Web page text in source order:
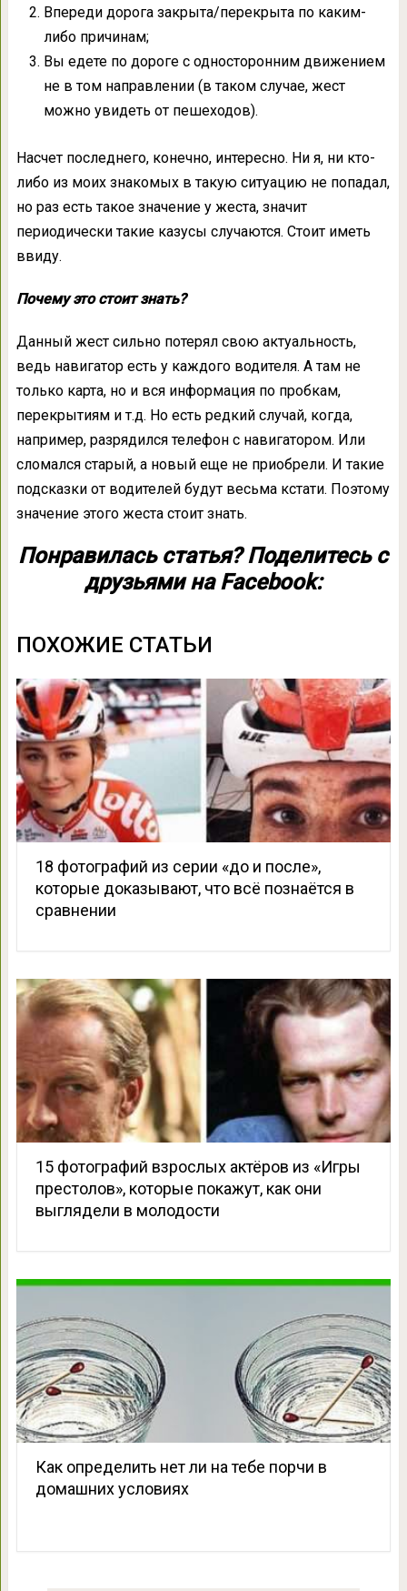
Впереди дорога закрыта/перекрыта по каким-
либо причинам;
Вы едете по дороге с односторонним движением
не в том направлении (в таком случае, жест
можно увидеть от пешеходов).
Насчет последнего, конечно, интересно. Ни я, ни кто-
либо из моих знакомых в такую ситуацию не попадал,
но раз есть такое значение у жеста, значит
периодически такие казусы случаются. Стоит иметь
ввиду.
Почему это стоит знать?
Данный жест сильно потерял свою актуальность,
ведь навигатор есть у каждого водителя. А там не
только карта, но и вся информация по пробкам,
перекрытиям и т.д. Но есть редкий случай, когда,
например, разрядился телефон с навигатором. Или
сломался старый, а новый еще не приобрели. И такие
подсказки от водителей будут весьма кстати. Поэтому
значение этого жеста стоит знать.
Понравилась статья? Поделитесь с
друзьями на Facebook:
ПОХОЖИЕ СТАТЬИ
18 фотографий из серии «до и после»,
которые доказывают, что всё познаётся в
сравнении
15 фотографий взрослых актёров из «Игры
престолов», которые покажут, как они
выглядели в молодости
Как определить нет ли на тебе порчи в
домашних условиях